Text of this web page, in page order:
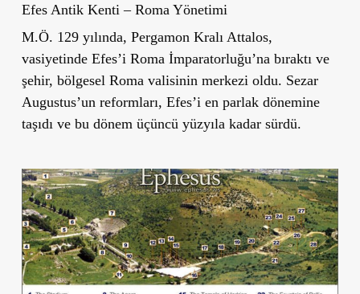
Efes Antik Kenti – Roma Yönetimi
M.Ö. 129 yılında, Pergamon Kralı Attalos,
vasiyetinde Efes’i Roma İmparatorluğu’na bıraktı ve
şehir, bölgesel Roma valisinin merkezi oldu. Sezar
Augustus’un reformları, Efes’i en parlak dönemine
taşıdı ve bu dönem üçüncü yüzyıla kadar sürdü.